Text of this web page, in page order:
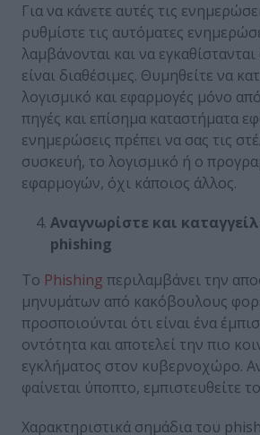
Για να κάνετε αυτές τις
ρυθμίστε τις αυτόματες
λαμβάνονται και να
είναι διαθέσιμες. Θυμηθείτε να
λογισμικό και εφαρμογές μόνο
πηγές και επίσημα καταστήματα
ενημερώσεις πρέπει να σας τις
συσκευή, το λογισμικό ή ο
εφαρμογών, όχι κάποιος άλλος.
Αναγνωρίστε και
phishing
Το Phishing περιλαμβάνει την
μηνυμάτων από κακόβουλους
προσποιούνται ότι είναι ένα
οντότητα και αποτελεί την πιο
εγκλήματος στον κυβερνοχώρο.
φαίνεται ύποπτο, εμπιστευθείτε
Χαρακτηριστικά σημάδια του